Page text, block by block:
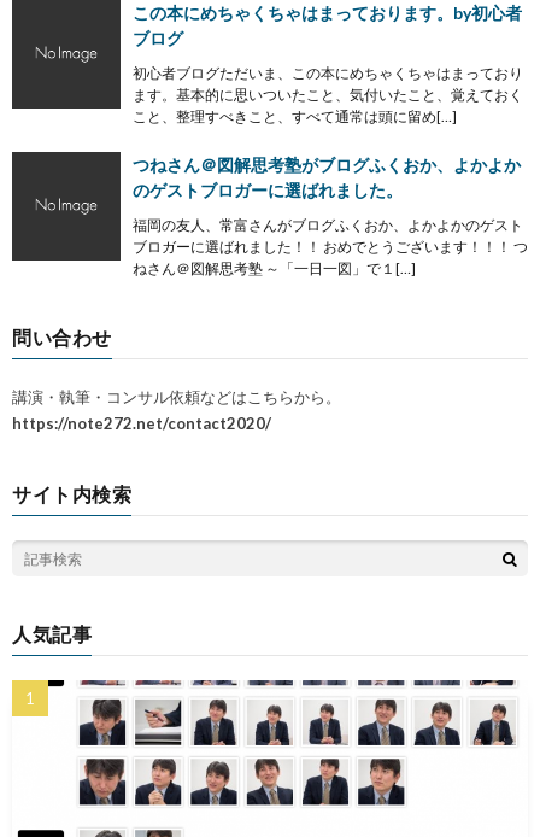
この本にめちゃくちゃはまっております。by初心者
ブログ
初心者ブログただいま、この本にめちゃくちゃはまっており
ます。基本的に思いついたこと、気付いたこと、覚えておく
こと、整理すべきこと、すべて通常は頭に留め[…]
つねさん＠図解思考塾がブログふくおか、よかよか
のゲストブロガーに選ばれました。
福岡の友人、常富さんがブログふくおか、よかよかのゲスト
ブロガーに選ばれました！！ おめでとうございます！！！ つ
ねさん＠図解思考塾 ～「一日一図」で１[…]
問い合わせ
講演・執筆・コンサル依頼などはこちらから。
https://note272.net/contact2020/
サイト内検索
人気記事